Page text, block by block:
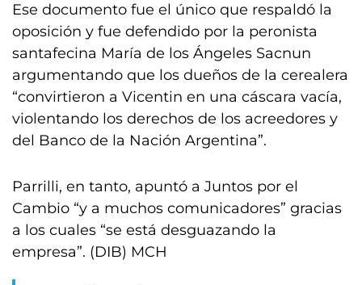
Ese documento fue el único que respaldó la
oposición y fue defendido por la peronista
santafecina María de los Ángeles Sacnun
argumentando que los dueños de la cerealera
“convirtieron a Vicentin en una cáscara vacía,
violentando los derechos de los acreedores y
del Banco de la Nación Argentina”.
Parrilli, en tanto, apuntó a Juntos por el
Cambio “y a muchos comunicadores” gracias
a los cuales “se está desguazando la
empresa”. (DIB) MCH